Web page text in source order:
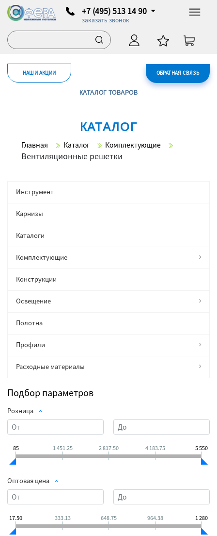
+7 (495) 513 14 90
заказать звонок
ОБРАТНАЯ СВЯЗЬ
НАШИ АКЦИИ
КАТАЛОГ ТОВАРОВ
КАТАЛОГ
Главная Каталог Комплектующие
Вентиляционные решетки
Инструмент
Карнизы
Каталоги
Комплектующие
Конструкции
Освещение
Полотна
Профили
Расходные материалы
Подбор параметров
Розница
85 1 451.25 2 817.50 4 183.75 5 550
Оптовая цена
17.50 333.13 648.75 964.38 1 280